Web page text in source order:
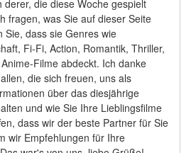
derer, die diese Woche gespielt
fragen, was Sie auf dieser Seite
Sie, dass sie Genres wie
Fi-Fi, Action, Romantik, Thriller,
Filme abdeckt. Ich danke
die sich freuen, uns als
über das diesjährige
und wie Sie Ihre Lieblingsfilme
dass wir der beste Partner für Sie
wir Empfehlungen für Ihre